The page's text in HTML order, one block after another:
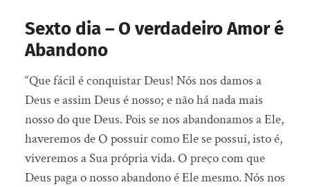
Sexto dia – O verdadeiro Amor é
Abandono
“Que fácil é conquistar Deus! Nós nos damos a
Deus e assim Deus é nosso; e não há nada mais
nosso do que Deus. Pois se nos abandonamos a Ele,
haveremos de O possuir como Ele se possui, isto é,
viveremos a Sua própria vida. O preço com que
Deus paga o nosso abandono é Ele mesmo. Nós nos